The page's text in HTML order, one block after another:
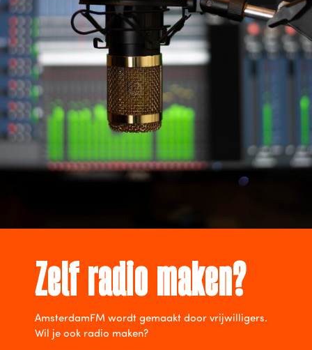
Zelf radio maken?
AmsterdamFM wordt gemaakt door vrijwilligers.
Wil je ook radio maken?